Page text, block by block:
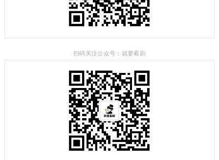
扫码关注公众号：就要看剧